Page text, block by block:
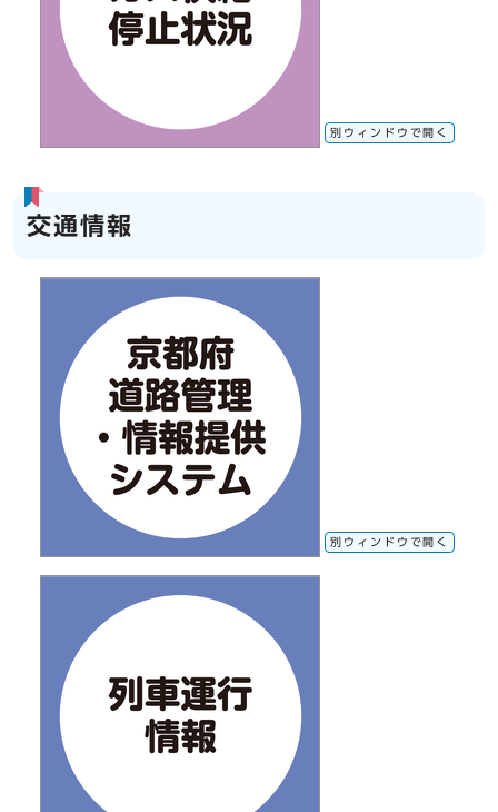
別ウィンドウで開く
交通情報
別ウィンドウで開く